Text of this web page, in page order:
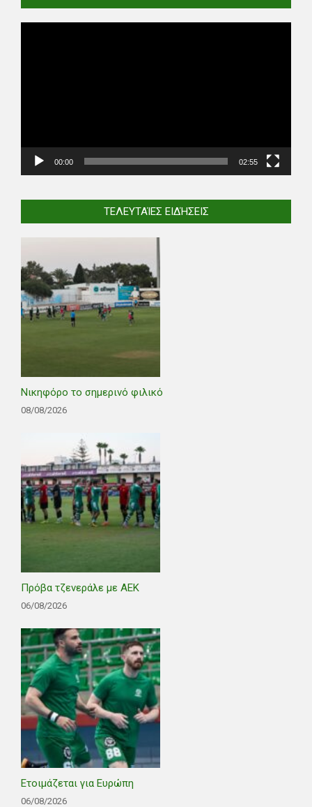
00:00 02:55
ΤΕΛΕΥΤΑΊΕΣ ΕΙΔΉΣΕΙΣ
Νικηφόρο το σημερινό φιλικό
08/08/2026
Πρόβα τζενεράλε με ΑΕΚ
06/08/2026
Ετοιμάζεται για Ευρώπη
06/08/2026